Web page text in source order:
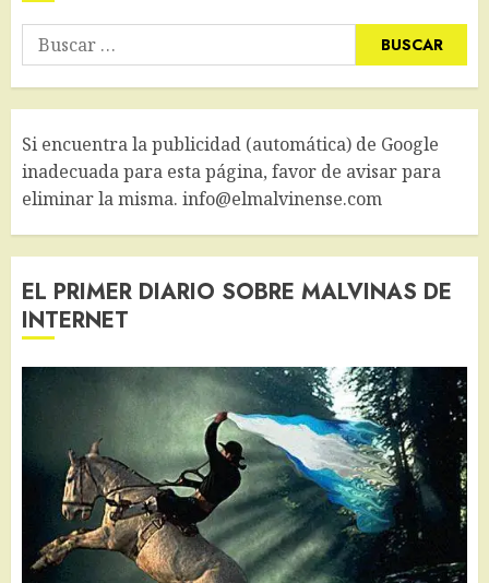
Buscar:
Si encuentra la publicidad (automática) de Google
inadecuada para esta página, favor de avisar para
eliminar la misma. info@elmalvinense.com
EL PRIMER DIARIO SOBRE MALVINAS DE
INTERNET